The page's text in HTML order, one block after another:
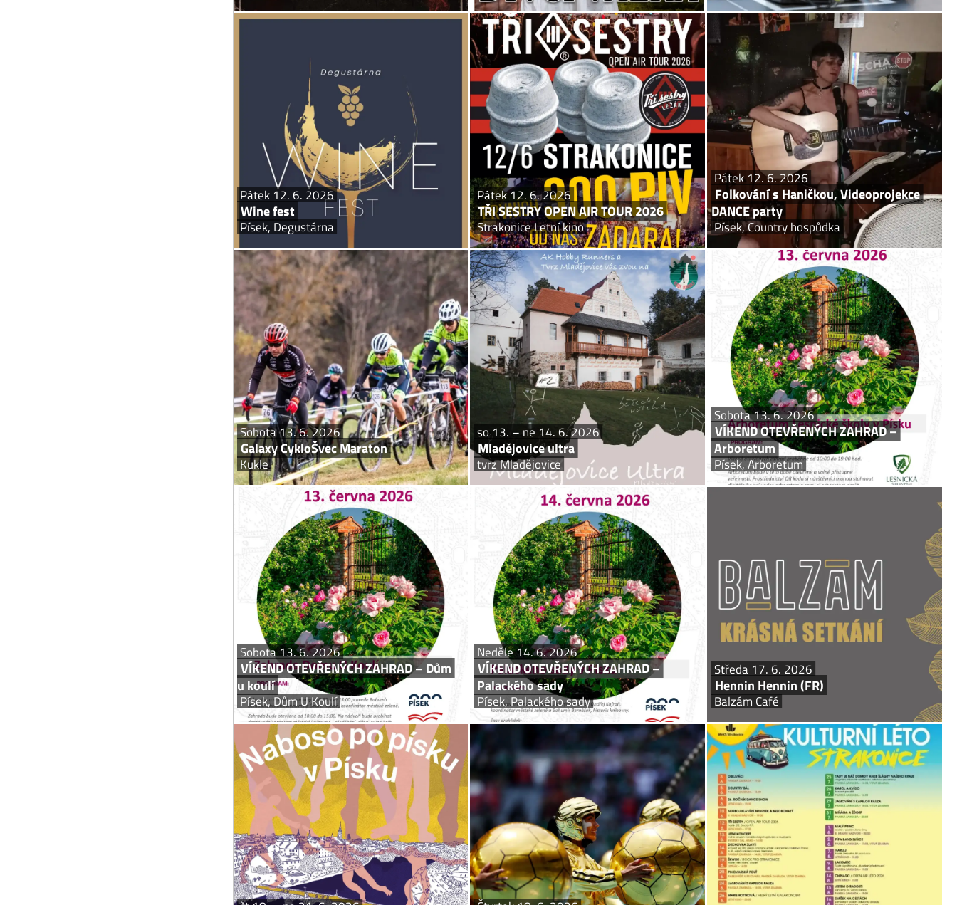
Pátek 12. 6. 2026
Wine fest
Písek, Degustárna
Degustace vín, food zóna a cimbálová muzika Dur.
Začátek v 17:00 na nádvoří písecké fary. Jste všichni
srdečně zváni!
Pátek 12. 6. 2026
TŘI SESTRY OPEN AIR TOUR 2026
Strakonice Letní kino
Pátek 12. 6. 2026
TŘI SESTRY OPEN AIR TOUR 2026
Strakonice Letní kino
Strakonice rozzáří hned TŘI legendární kapely
najednou a připíjet se bude sesterským pivem! Ano,
jedná se o NEJSILNĚJŠÍ TROJKU kapel z letošního
turné, jenž jsou DOCTOR P.P., E!E a TŘI SESTRY! V...
Pátek 12. 6. 2026
Folkování s Haničkou, Videoprojekce
DANCE party
Písek, Country hospůdka
Pátek 12. 6. 2026
Folkování s Haničkou, Videoprojekce
DANCE party
Písek, Country hospůdka
Folkový recitále s Haničkou – písně známe, méně
známé a neznámé. Hudební folkový večer se kolem
22h přehoupne v taneční zábavu – Videoprojekce
Dance party – DJS: MY VŠICHNI.
Sobota 13. 6. 2026
Galaxy CykloŠvec Maraton
Kukle
Sobota 13. 6. 2026
Galaxy CykloŠvec Maraton
Kukle
3. závod Auto Vinkler Jihočeského MTB poháru
a Galaxy série v Píseckých horách Dětské závody
08:00 až 09:30 Prezentace 10:00 Start startuje
se od nejstarších kategorií Závody juniorů
a dospělých...
so 13. – ne 14. 6. 2026
Mladějovice ultra
tvrz Mladějovice
so 13. – ne 14. 6. 2026
Mladějovice ultra
tvrz Mladějovice
Ahoj sportovci! Zveme vás na už 2. ročník závodu
Mladějovice ultra. Závod se koná 13. a 14.6. na tvrzi
v Mladějovicích. Myšlenka je nechat běžce ochutnat
o fous delší než maratonskou trať...
Sobota 13. 6. 2026
VÍKEND OTEVŘENÝCH ZAHRAD –
Arboretum
Písek, Arboretum
Sobota 13. 6. 2026
VÍKEND OTEVŘENÝCH ZAHRAD –
Arboretum
Písek, Arboretum
Vyšší odborná škola lesnická a Střední lesnická škola
Bedřicha Schwarzenberga v Písku připravila v rámci
Víkendu otevřených zahrad prohlídku školního
arboreta. Přijďte si prohlédnout jedno z...
Sobota 13. 6. 2026
VÍKEND OTEVŘENÝCH ZAHRAD – Dům
u koulí
Písek, Dům U Koulí
Sobota 13. 6. 2026
VÍKEND OTEVŘENÝCH ZAHRAD – Dům
Písek, Dům U Koulí
V rámci Víkendu otevřených zahrad bude možné
vstoupit do běžně nepřístupné zahrady plné
rozkvetlých růží a užívat si jedinečné výhledy na řeku
Otavu zpoza historické městské hradby. Současně
budou...
Neděle 14. 6. 2026
VÍKEND OTEVŘENÝCH ZAHRAD –
Palackého sady
Písek, Palackého sady
Neděle 14. 6. 2026
VÍKEND OTEVŘENÝCH ZAHRAD –
Palackého sady
Písek, Palackého sady
Palackého sady byly založeny již ve 40. letech
19. století. Nesou jméno slavného českého historika
Františka Palackého, který zde má i svůj pomník.
V sadech se nachází mnoho významných památek...
Středa 17. 6. 2026
Hennin Hennin (FR)
Balzám Café
Balzám Café
„Hennin je špičatá středověká pokrývka hlavy, tak
neobyčejně vysoká, že drobná žena v ní vypadala jako
obr, a z dálky si ji člověk mohl splést s kostelní věží.“
Mandolíny, smyčcové nástroje a...
čt 18. – ne 21. 6. 2026
Naboso po písku v Písku
Písek, Kamenný most
Naboso po písku v Písku. Historický most nad Otavou
se promění v unikátní promenádu Sundat si boty
a projít se po Kamenném mostě jako po pláži. Starý
most v Písku se od 18. června do 21. června...
Čtvrtek 18. 6. 2026
Videoprojekce ČR - JAR – MS ve fotbale
Písek, Country hospůdka
Videoprojce MS ve fotbale. Další přenosy dle zájmu.
pá 19. 6. – so 26. 9. 2026
Kulturní léto Strakonice
KULTURNÍ LÉTO VE STRAKONICÍCH 2026 vstupenky
a další info najdete na webu: www.meks-st.cz